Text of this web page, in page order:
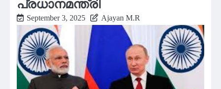
പ്രധാനമന്ത്രി
September 3, 2025 Ajayan M.R